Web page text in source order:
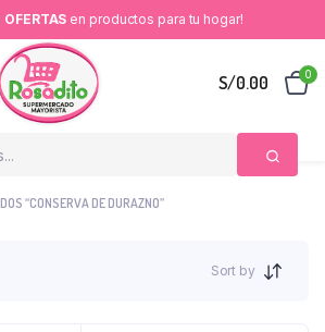
OFERTAS en productos para tu hogar!
S/0.00 0
“CONSERVA DE DURAZNO”
Sort by